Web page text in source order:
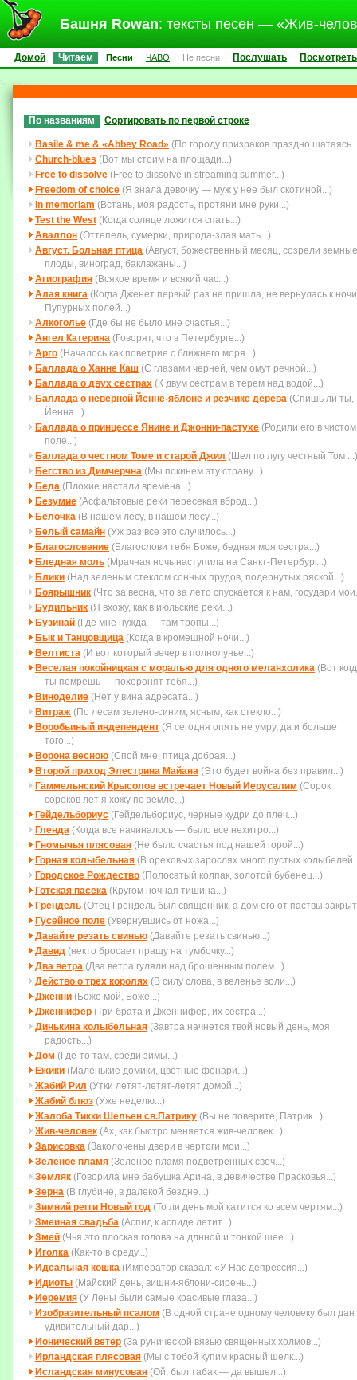
Башня Rowan: тексты песен — «Жив-
Домой Читаем Песни ЧАВО Не песни Послушать Посмотреть
По названиям Сортировать по первой строке
Basile & me & «Abbey Road» (По городу призраков праздно
Church-blues (Вот мы стоим на площади...)
Free to dissolve (Free to dissolve in streaming summer...)
Freedom of choice (Я знала девочку — муж у нее был скотиной...)
In memoriam (Встань, моя радость, протяни мне руки...)
Test the West (Когда солнце ложится спать...)
Аваллон (Оттепель, сумерки, природа-злая мать...)
Август. Больная птица (Август, божественный месяц, созрели земные
плоды, виноград, баклажаны...)
Агиография (Всякое время и всякий час...)
Алая книга (Когда Дженет первый раз не пришла, не вернулась к
Пупурных полей...)
Алкоголье (Где бы не было мне счастья...)
Ангел Катерина (Говорят, что в Петербурге...)
Арго (Началось как поветрие с ближнего моря...)
Баллада о Ханне Каш (С глазами черней, чем омут речной...)
Баллада о двух сестрах (К двум сестрам в терем над водой...)
Баллада о неверной Йенне-яблоне и резчике дерева (Спишь ли ты,
Йенна...)
Баллада о принцессе Янине и Джонни-пастухе (Родили его в чистом
поле...)
Баллада о честном Томе и старой Джил (Шел по лугу честный Том ...)
Бегство из Димчерчна (Мы покинем эту страну...)
Беда (Плохие настали времена...)
Безумие (Асфальтовые реки пересекая вброд...)
Белочка (В нашем лесу, в нашем лесу...)
Белый самайн (Уж раз все это случилось...)
Благословение (Благослови тебя Боже, бедная моя сестра...)
Бледная моль (Мрачная ночь наступила на Санкт-Петербург...)
Блики (Над зеленым стеклом сонных прудов, подернутых ряской...)
Боярышник (Что за весна, что за лето спускается к нам, государи
Будильник (Я вхожу, как в июльские реки...)
Бузинай (Где мне нужда — там тропы...)
Бык и Танцовщица (Когда в кромешной ночи...)
Велтиста (И вот который вечер в полнолунье...)
Веселая покойницкая с моралью для одного меланхолика (Вот
ты помpешь — похоpонят тебя...)
Виноделие (Нет у вина адресата...)
Витраж (По лесам зелено-синим, ясным, как стекло...)
Воробьиный индепендент (Я сегодня опять не умру, да и больше
того...)
Ворона весною (Спой мне, птица добрая...)
Второй приход Элестрина Майана (Это будет война без пpавил...)
Гаммельнский Крысолов встречает Новый Иерусалим (Сорок
сороков лет я хожу по земле...)
Гейдельбориус (Гейдельбориус, черные кудри до плеч...)
Гленда (Когда все начиналось — было все нехитро...)
Гномычья плясовая (Не было счастья под нашей горой...)
Горная колыбельная (В ореховых зарослях много пустых
Городское Рождество (Полосатый колпак, золотой бубенец...)
Готская пасека (Кругом ночная тишина...)
Грендель (Отец Грендель был священник, а дом его от паствы
Гусейное поле (Увеpнувшись от ножа...)
Давайте резать свинью (Давайте резать свинью...)
Давид (некто бросает пращу на тумбочку...)
Два ветра (Два ветра гуляли над брошенным полем...)
Действо о трех королях (В силу слова, в веленье воли...)
Дженни (Боже мой, Боже...)
Дженнифер (Три брата и Дженнифер, их сестра...)
Динькина колыбельная (Завтра начнется твой новый день, моя
радость...)
Дом (Где-то там, среди зимы...)
Ежики (Маленькие домики, цветные фонари...)
Жабий Рил (Утки летят-летят-летят домой...)
Жабий блюз (Уже неделю...)
Жалоба Тикки Шельен св.Патрику (Вы не поверите, Патрик...)
Жив-человек (Ах, как быстро меняется жив-человек...)
Зарисовка (Заколочены двеpи в чеpтоги мои...)
Зеленое пламя (Зеленое пламя подветренных свеч...)
Земляк (Говорила мне бабушка Арина, в девичестве Прасковья...)
Зерна (В глубине, в далекой бездне...)
Зимний регги Новый год (То ли день мой катится ко всем чеpтям...)
Змеиная свадьба (Аспид к аспиде летит...)
Змей (Чья это плоская голова на длнной и тонкой шее...)
Иголка (Как-то в среду...)
Идеальная кошка (Император сказал: «У Нас депрессия...)
Идиоты (Майский день, вишни-яблони-сирень...)
Иеремия (У Лены были самые красивые глаза...)
Изобразительный псалом (В одной стране одному человеку был дан
удивительный дар...)
Ионический ветер (За рунической вязью священных холмов...)
Ирландская плясовая (Мы с тобой купим красный шелк...)
Исландская минусовая (Ой, был табак — да вышел...)